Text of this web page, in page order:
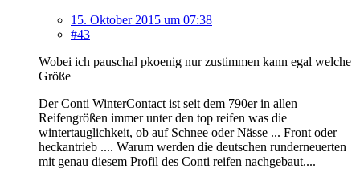
15. Oktober 2015 um 07:38
#43
Wobei ich pauschal pkoenig nur zustimmen kann egal welche
Größe
Der Conti WinterContact ist seit dem 790er in allen
Reifengrößen immer unter den top reifen was die
wintertauglichkeit, ob auf Schnee oder Nässe ... Front oder
heckantrieb .... Warum werden die deutschen runderneuerten
mit genau diesem Profil des Conti reifen nachgebaut....